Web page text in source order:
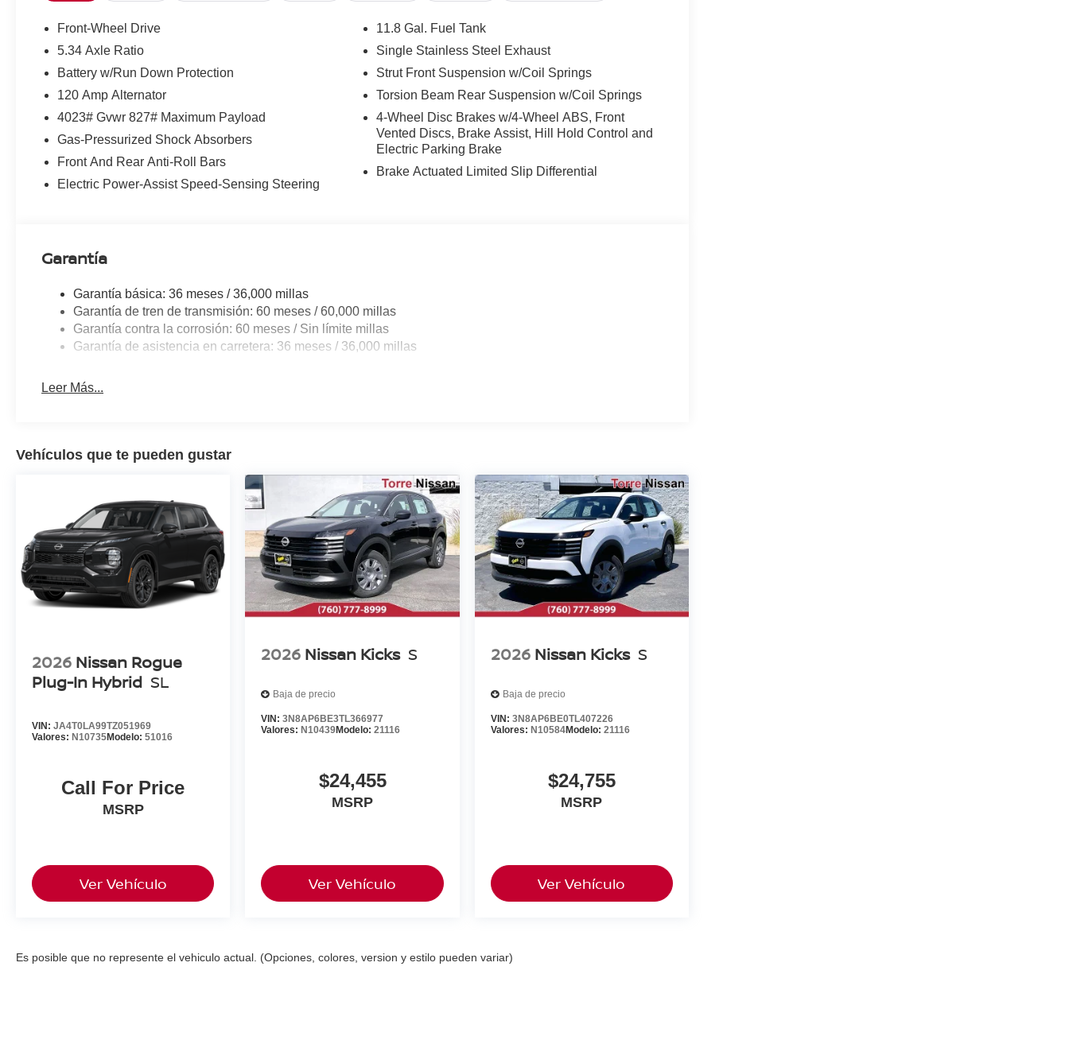
Front-Wheel Drive
5.34 Axle Ratio
Battery w/Run Down Protection
120 Amp Alternator
4023# Gvwr 827# Maximum Payload
Gas-Pressurized Shock Absorbers
Front And Rear Anti-Roll Bars
Electric Power-Assist Speed-Sensing Steering
11.8 Gal. Fuel Tank
Single Stainless Steel Exhaust
Strut Front Suspension w/Coil Springs
Torsion Beam Rear Suspension w/Coil Springs
4-Wheel Disc Brakes w/4-Wheel ABS, Front
Vented Discs, Brake Assist, Hill Hold Control and
Electric Parking Brake
Brake Actuated Limited Slip Differential
Garantía
Garantía básica: 36 meses / 36,000 millas
Garantía de tren de transmisión: 60 meses / 60,000 millas
Garantía contra la corrosión: 60 meses / Sin límite millas
Garantía de asistencia en carretera: 36 meses / 36,000 millas
Leer Más...
Vehículos que te pueden gustar
2026 Nissan Rogue
Plug-In Hybrid SL
VIN: JA4T0LA99TZ051969
Valores: N10735Modelo: 51016
Call For Price
MSRP
Ver Vehículo
2026 Nissan Kicks S
Baja de precio
VIN:3N8AP6BE3TL366977
Valores:N10439Modelo:21116
$24,455
MSRP
Ver Vehículo
2026 Nissan Kicks S
Baja de precio
VIN: 3N8AP6BE0TL407226
Valores: N10584Modelo: 21116
$24,755
MSRP
Ver Vehículo
Es posible que no represente el vehiculo actual. (Opciones, colores, version y estilo pueden variar)